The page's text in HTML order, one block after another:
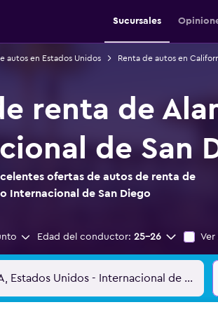
Sucursales
autos en Estados Unidos Renta de autos en
renta de
de San
ofertas de autos de renta de
Internacional de San Diego
Edad del conductor: 25-26 Ver